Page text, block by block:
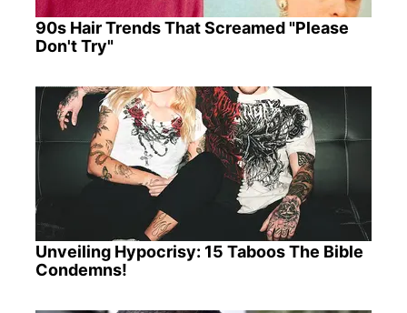
90s Hair Trends That Screamed "Please
Don't Try"
Unveiling Hypocrisy: 15 Taboos The Bible
Condemns!